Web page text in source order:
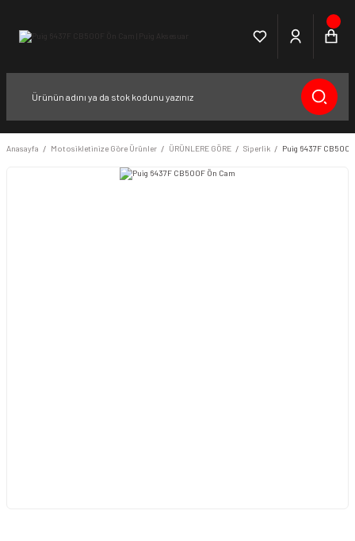
Anasayfa Motosikletinize Göre Ürünler ÜRÜNLERE GÖRE Siperlik Puig 6437F